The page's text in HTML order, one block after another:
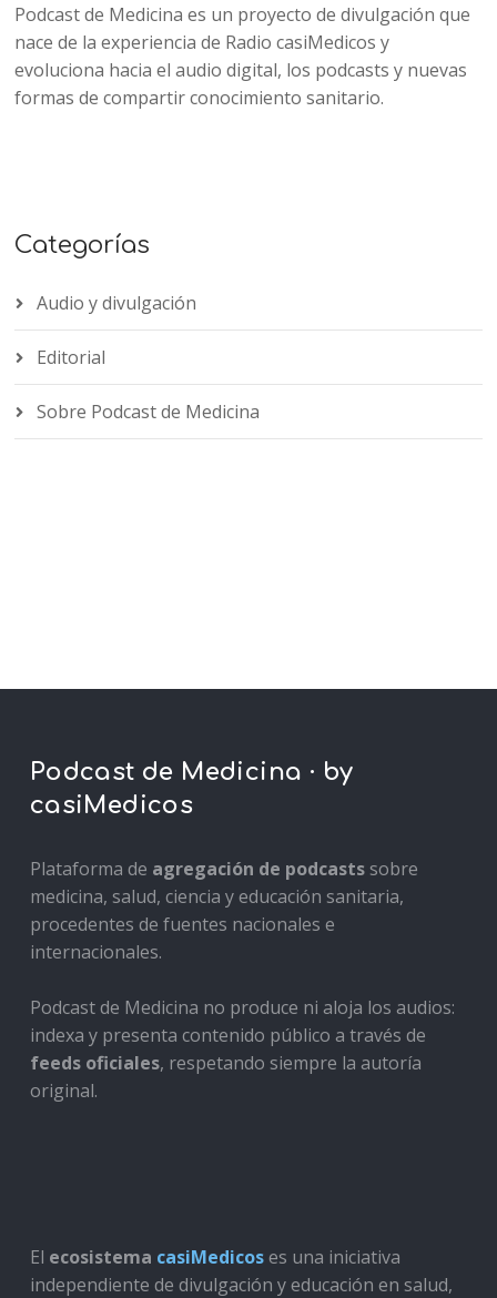
Podcast de Medicina es un proyecto de divulgación que
nace de la experiencia de Radio casiMedicos y
evoluciona hacia el audio digital, los podcasts y nuevas
formas de compartir conocimiento sanitario.
Categorías
Audio y divulgación
Editorial
Sobre Podcast de Medicina
Podcast de Medicina · by
casiMedicos
Plataforma de agregación de podcastssobre
medicina, salud, ciencia y educación sanitaria,
procedentes de fuentes nacionales e
internacionales.
Podcast de Medicina no produce ni aloja los audios:
indexa y presenta contenido público a través de
feeds oficiales, respetando siempre la autoría
original.
El ecosistema casiMedicoses una iniciativa
independiente de divulgación y educación en salud,